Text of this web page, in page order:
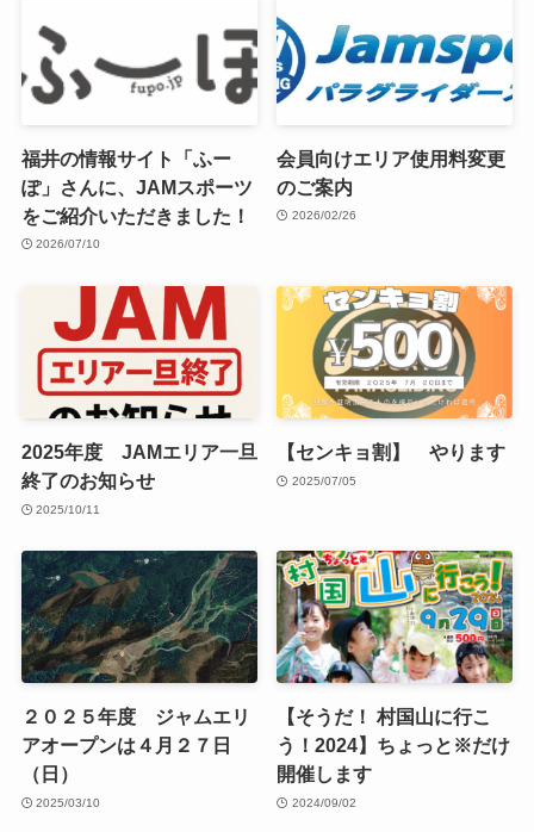
福井の情報サイト「ふー
ぽ」さんに、JAMスポーツ
をご紹介いただきました！
2026/07/10
会員向けエリア使用料変更
のご案内
2026/02/26
2025年度 JAMエリア一旦
終了のお知らせ
2025/10/11
【センキョ割】 やります
2025/07/05
２０２５年度 ジャムエリ
アオープンは４月２７日
（日）
2025/03/10
【そうだ！ 村国山に行こ
う！2024】ちょっと※だけ
開催します
2024/09/02